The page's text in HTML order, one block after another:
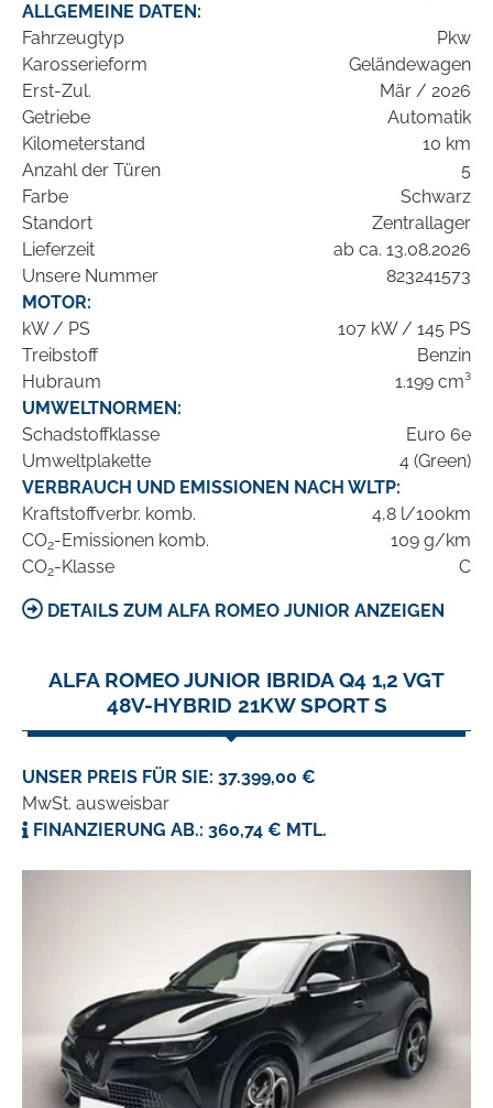
ALLGEMEINE DATEN:
Fahrzeugtyp
Pkw
Karosserieform
Geländewagen
Erst-Zul.
Mär / 2026
Getriebe
Automatik
Kilometerstand
10 km
Anzahl der Türen
5
Farbe
Schwarz
Standort
Zentrallager
Lieferzeit
ab ca. 13.08.2026
Unsere Nummer
823241573
MOTOR:
kW / PS
107 kW / 145 PS
Treibstoff
Benzin
Hubraum
1.199 cm³
UMWELTNORMEN:
Schadstoffklasse
Euro 6e
Umweltplakette
4 (Green)
VERBRAUCH UND EMISSIONEN NACH WLTP:
Kraftstoffverbr. komb.
4,8 l/100km
CO2-Emissionen komb.
109 g/km
CO2-Klasse C
DETAILS ZUM ALFA ROMEO JUNIOR ANZEIGEN
ALFA ROMEO JUNIOR IBRIDA Q4 1,2 VGT
48V-HYBRID 21KW SPORT S
UNSER PREIS FÜR SIE: 37.399,00 €
MwSt. ausweisbar
FINANZIERUNG AB.: 360,74 € MTL.